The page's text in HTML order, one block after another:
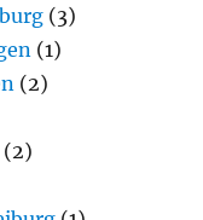
(3)
(1)
(2)
(2)